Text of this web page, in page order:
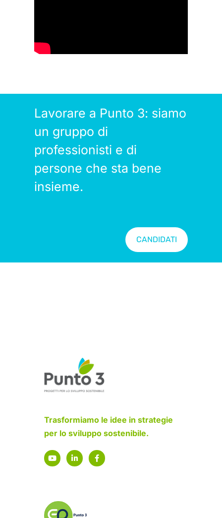
Lavorare a Punto 3: siamo
un gruppo di
professionisti e di
persone che sta bene
insieme.
CANDIDATI
Trasformiamo le idee in strategie
per lo sviluppo sostenibile.